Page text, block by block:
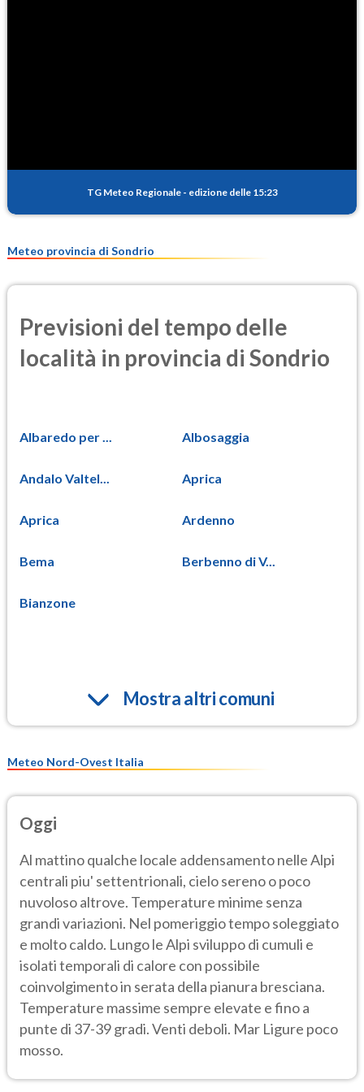
TG Meteo Regionale - edizione delle 15:23
Meteo provincia di Sondrio
Previsioni del tempo delle
località in provincia di Sondrio
Albaredo per ... Albosaggia
Andalo Valtel... Aprica
Aprica Ardenno
Bema Berbenno di V...
Bianzone
Mostra altri comuni
Meteo Nord-Ovest Italia
Oggi
Al mattino qualche locale addensamento nelle Alpi
centrali piu' settentrionali, cielo sereno o poco
nuvoloso altrove. Temperature minime senza
grandi variazioni. Nel pomeriggio tempo soleggiato
e molto caldo. Lungo le Alpi sviluppo di cumuli e
isolati temporali di calore con possibile
coinvolgimento in serata della pianura bresciana.
Temperature massime sempre elevate e fino a
punte di 37-39 gradi. Venti deboli. Mar Ligure poco
mosso.